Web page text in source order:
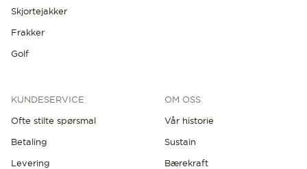
Skjortejakker
Frakker
Golf
KUNDESERVICE
Ofte stilte spørsmal
Betaling
Levering
OM OSS
Vår historie
Sustain
Bærekraft